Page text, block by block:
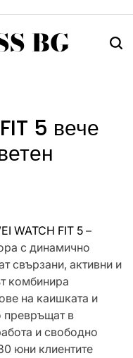
BG
5 вече
WATCH FIT 5 –
с динамично
свързани, активни и
комбинира
на каишката и
превръщат в
и свободно
юни клиентите